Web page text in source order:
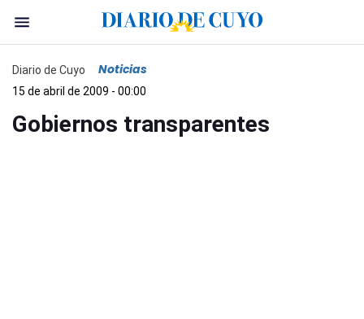
Diario de Cuyo Noticias
15 de abril de 2009 - 00:00
Gobiernos transparentes